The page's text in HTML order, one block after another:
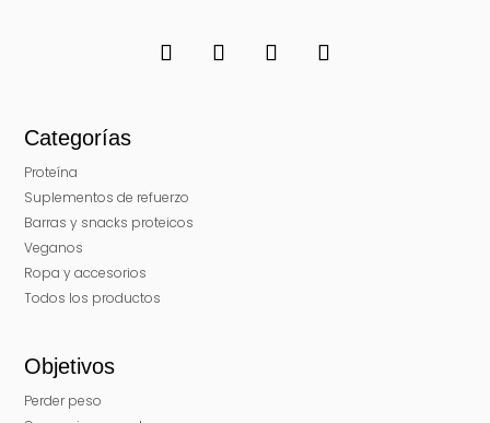
Categorías
Proteína
Suplementos de refuerzo
Barras y snacks proteicos
Veganos
Ropa y accesorios
Todos los productos
Objetivos
Perder peso